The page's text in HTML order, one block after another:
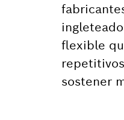
flexible
sostener